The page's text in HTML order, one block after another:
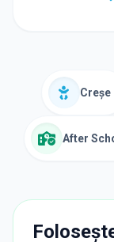
Creșe
After